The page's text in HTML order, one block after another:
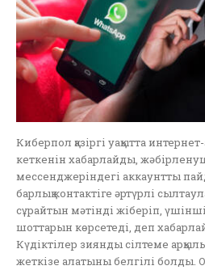
Киберпол қазіргі уақытта
кеткенін хабарлайды,
мессенджеріндегі аккаунтты
барлық контактіге әртүрлі
сұрайтын мәтінді жіберіп,
шоттарын көрсетеді, деп
Күдіктілер зиянды сілтеме
жеткізе алатыны белгілі болды.